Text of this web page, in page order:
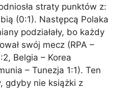
straty punktów z:
(0:1). Następcą Polaka
podziałały, bo każdy
swój mecz (RPA –
Belgia – Korea
– Tunezja 1:1). Ten
gdyby nie książki z